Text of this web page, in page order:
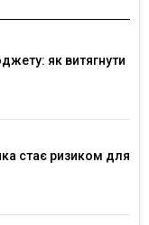
як витягнути
стає ризиком для